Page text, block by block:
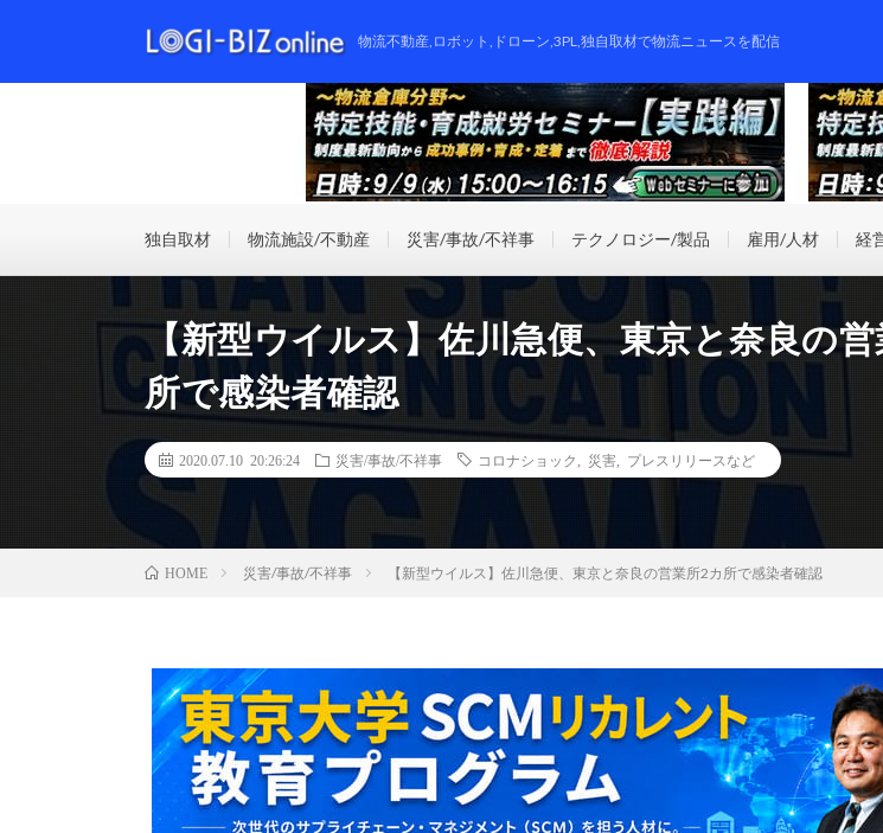
物流不動産,ロボット,ドローン,3PL,独自取材で物流ニュースを配信
独自取材 物流施設/不動産 災害/事故/不祥事 テクノロジー/製品 雇用/人材 経
【新型ウイルス】佐川急便、東京と奈良の営
所で感染者確認
2020.07.10 20:26:24 災害/事故/不祥事 コロナショック 災害 プレスリリースなど
HOME 災害/事故/不祥事 【新型ウイルス】佐川急便、東京と奈良の営業所2カ所で感染者確認